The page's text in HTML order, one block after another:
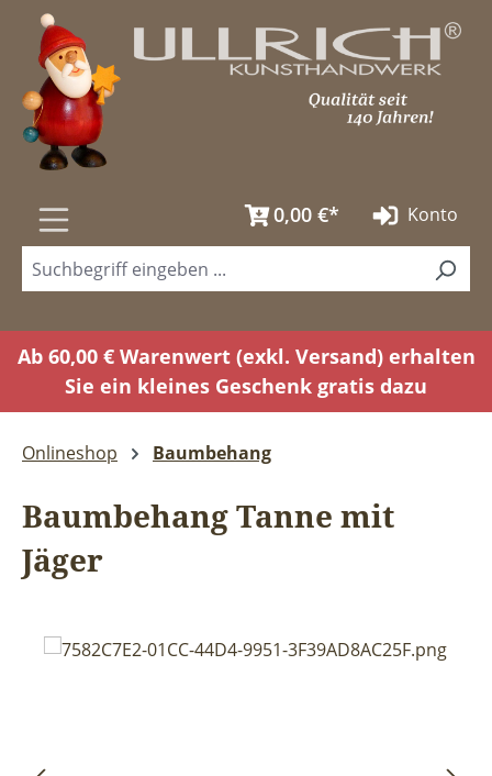
Zum Hauptinhalt springen
0,00 €* Konto
Ab 60,00 € Warenwert (exkl. Versand) erhalten
Sie ein kleines Geschenk gratis dazu
Onlineshop Baumbehang
Baumbehang Tanne mit
Jäger
Bildergalerie überspringen